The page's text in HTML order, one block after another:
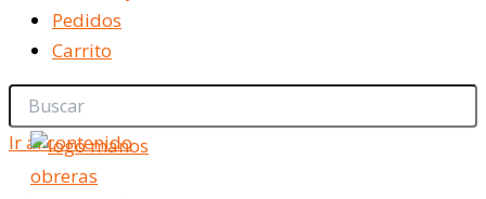
Pedidos
Carrito
Ir al contenido